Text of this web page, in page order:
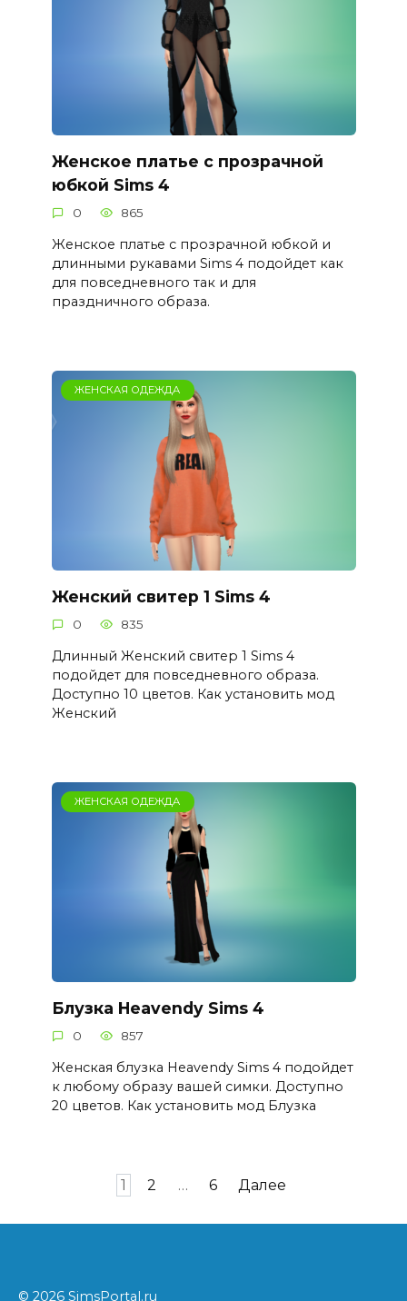
Женское платье с прозрачной
юбкой Sims 4
0 865
Женское платье с прозрачной юбкой и
длинными рукавами Sims 4 подойдет как
для повседневного так и для
праздничного образа.
ЖЕНСКАЯ ОДЕЖДА
Женский свитер 1 Sims 4
0 835
Длинный Женский свитер 1 Sims 4
подойдет для повседневного образа.
Доступно 10 цветов. Как установить мод
Женский
ЖЕНСКАЯ ОДЕЖДА
Блузка Heavendy Sims 4
0 857
Женская блузка Heavendy Sims 4 подойдет
к любому образу вашей симки. Доступно
20 цветов. Как установить мод Блузка
1 2 … 6 Далее
© 2026 SimsPortal.ru